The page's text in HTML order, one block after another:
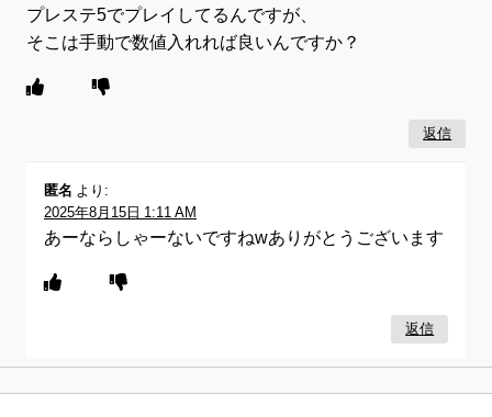
プレステ5でプレイしてるんですが、
そこは手動で数値入れれば良いんですか？
返信
匿名 より:
2025年8月15日 1:11 AM
あーならしゃーないですねwありがとうございます
返信